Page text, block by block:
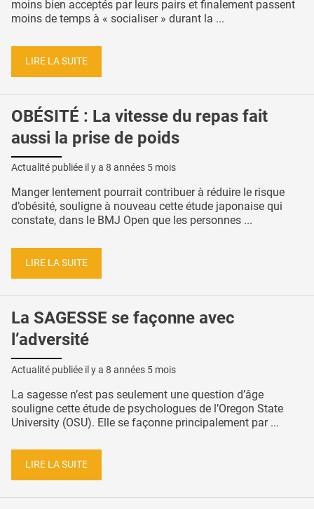
moins bien acceptés par leurs pairs et finalement passent
moins de temps à « socialiser » durant la ...
LIRE LA SUITE
OBÉSITÉ : La vitesse du repas fait
aussi la prise de poids
Actualité publiée il y a 8 années 5 mois
Manger lentement pourrait contribuer à réduire le risque
d’obésité, souligne à nouveau cette étude japonaise qui
constate, dans le BMJ Open que les personnes ...
LIRE LA SUITE
La SAGESSE se façonne avec
l’adversité
Actualité publiée il y a 8 années 5 mois
La sagesse n’est pas seulement une question d’âge
souligne cette étude de psychologues de l’Oregon State
University (OSU). Elle se façonne principalement par ...
LIRE LA SUITE